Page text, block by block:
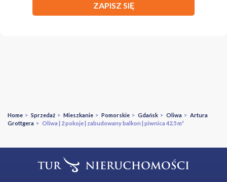
ZAPISZ SIĘ
Home > Sprzedaż > Mieszkanie > Pomorskie > Gdańsk > Oliwa > Artura
Grottgera > Oliwa | 2 pokoje | zabudowany balkon | piwnica 42.5 m²